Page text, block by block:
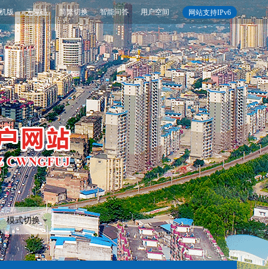
网站支持IPv6
版 无障碍 简繁切换 智能问答 用户空间
模式切换